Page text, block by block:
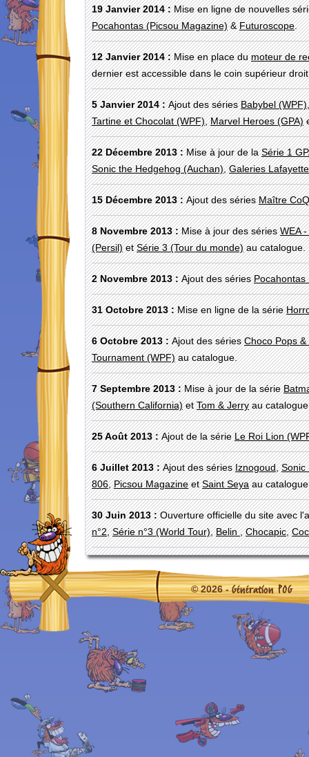
19 Janvier 2014 :Mise en ligne de nouvelles
Pocahontas (Picsou Magazine)&Futuroscope.
12 Janvier 2014 :Mise en place dumoteur de
dernier est accessible dans le coin supérieur
5 Janvier 2014 :Ajout des sériesBabybel (WPF)
Tartine et Chocolat (WPF),Marvel Heroes (GPA)
22 Décembre 2013 :Mise à jour de laSérie 1
Sonic the Hedgehog (Auchan),Galeries Lafayette
15 Décembre 2013 :Ajout des sériesMaître
8 Novembre 2013 :Mise à jour des sériesWEA
(Persil)etSérie 3 (Tour du monde)au catalogue.
2 Novembre 2013 :Ajout des sériesPocahontas
31 Octobre 2013 :Mise en ligne de la série
6 Octobre 2013 :Ajout des sériesChoco Pops
Tournament (WPF)au catalogue.
7 Septembre 2013 :Mise à jour de la série
(Southern California)etTom & Jerryau
25 Août 2013 :Ajout de la sérieLe Roi Lion
6 Juillet 2013 :Ajout des sériesIznogoud,Sonic
806,Picsou MagazineetSaint Seyaau
30 Juin 2013 :Ouverture officielle du site avec
n°2,Série n°3 (World Tour),Belin,Chocapic,
© 2026 -Génération POG